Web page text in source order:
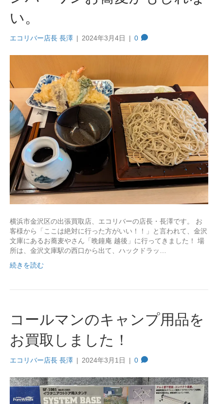
い。
エコリバー店長 長澤 | 2024年3月4日 | 0
横浜市金沢区の出張買取店、エコリバーの店長・長澤です。 お
客様から「ここは絶対に行った方がいい！！」と言われて、金沢
文庫にあるお蕎麦やさん「晩鐘庵 越後」に行ってきました！ 場
所は、金沢文庫駅の西口から出て、ハックドラッ…
続きを読む
コールマンのキャンプ用品を
お買取しました！
エコリバー店長 長澤 | 2024年3月1日 | 0